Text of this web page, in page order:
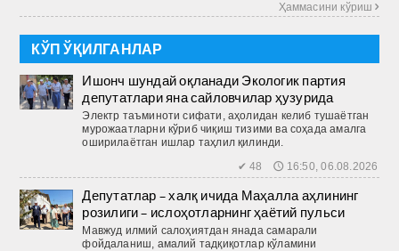
Ҳаммасини кўриш 
КЎП ЎҚИЛГАНЛАР
Ишонч шундай оқланади Экологик партия
депутатлари яна сайловчилар ҳузурида
Электр таъминоти сифати, аҳолидан келиб тушаётган
мурожаатларни кўриб чиқиш тизими ва соҳада амалга
оширилаётган ишлар таҳлил қилинди.
✔ 48 🕔 16:50, 06.08.2026
Депутатлар – халқ ичида Маҳалла аҳлининг
розилиги – ислоҳотларнинг ҳаётий пульси
Мавжуд илмий салоҳиятдан янада самарали
фойдаланиш, амалий тадқиқотлар кўламини